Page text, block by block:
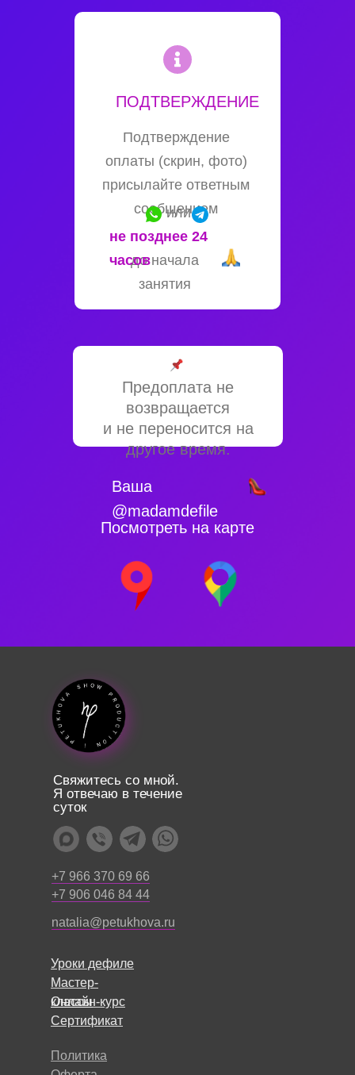
Посмотреть на карте
Подтверждение
оплаты (скрин, фото)
присылайте ответным
сообщением
до начала
занятия
или
не позднее 24
часов
ПОДТВЕРЖДЕНИЕ
Предоплата не
возвращается
и не переносится на
другое время.
Ваша
@madamdefile
Политика
Онлайн-курс
Уроки дефиле
Мастер-
классы
Сертификат
natalia@petukhova.ru
Свяжитесь со мной.
Я отвечаю в течение
суток
+7 906 046 84 44
+7 966 370 69 66
Онлайн-курс
Уроки дефиле
Мастер-
классы
Сертификат